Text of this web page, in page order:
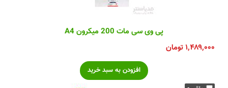
پی وی سی مات 200 میکرون A4
۱,۴۸۹,۰۰۰تومان